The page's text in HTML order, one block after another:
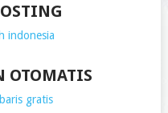
OTOMATIS